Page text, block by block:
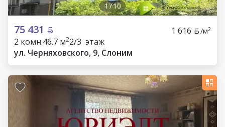
1/10
75 431 1 616 /м2
2 комн.46.7 м22/3 этаж
ул. Черняховского, 9, Слоним